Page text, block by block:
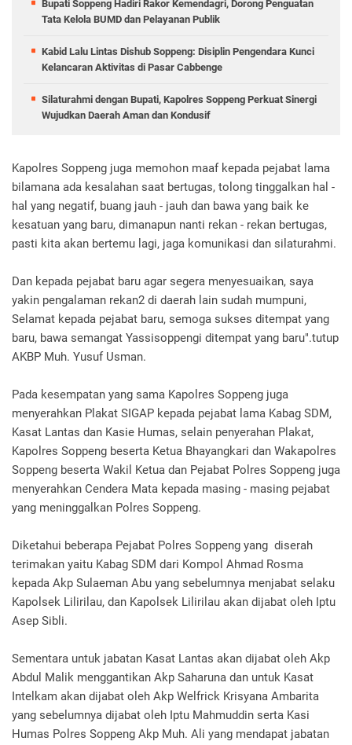
Bupati Soppeng Hadiri Rakor Kemendagri, Dorong Penguatan
Tata Kelola BUMD dan Pelayanan Publik
Kabid Lalu Lintas Dishub Soppeng: Disiplin Pengendara Kunci
Kelancaran Aktivitas di Pasar Cabbenge
Silaturahmi dengan Bupati, Kapolres Soppeng Perkuat Sinergi
Wujudkan Daerah Aman dan Kondusif
Kapolres Soppeng juga memohon maaf kepada pejabat lama
bilamana ada kesalahan saat bertugas, tolong tinggalkan hal -
hal yang negatif, buang jauh - jauh dan bawa yang baik ke
kesatuan yang baru, dimanapun nanti rekan - rekan bertugas,
pasti kita akan bertemu lagi, jaga komunikasi dan silaturahmi.
Dan kepada pejabat baru agar segera menyesuaikan, saya
yakin pengalaman rekan2 di daerah lain sudah mumpuni,
Selamat kepada pejabat baru, semoga sukses ditempat yang
baru, bawa semangat Yassisoppengi ditempat yang baru".tutup
AKBP Muh. Yusuf Usman.
Pada kesempatan yang sama Kapolres Soppeng juga
menyerahkan Plakat SIGAP kepada pejabat lama Kabag SDM,
Kasat Lantas dan Kasie Humas, selain penyerahan Plakat,
Kapolres Soppeng beserta Ketua Bhayangkari dan Wakapolres
Soppeng beserta Wakil Ketua dan Pejabat Polres Soppeng juga
menyerahkan Cendera Mata kepada masing - masing pejabat
yang meninggalkan Polres Soppeng.
Diketahui beberapa Pejabat Polres Soppeng yang diserah
terimakan yaitu Kabag SDM dari Kompol Ahmad Rosma
kepada Akp Sulaeman Abu yang sebelumnya menjabat selaku
Kapolsek Lilirilau, dan Kapolsek Lilirilau akan dijabat oleh Iptu
Asep Sibli.
Sementara untuk jabatan Kasat Lantas akan dijabat oleh Akp
Abdul Malik menggantikan Akp Saharuna dan untuk Kasat
Intelkam akan dijabat oleh Akp Welfrick Krisyana Ambarita
yang sebelumnya dijabat oleh Iptu Mahmuddin serta Kasi
Humas Polres Soppeng Akp Muh. Ali yang mendapat jabatan